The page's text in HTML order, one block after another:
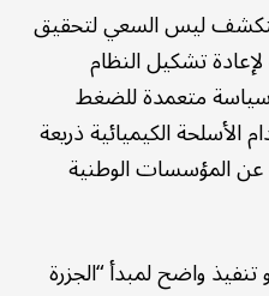
يتكشف ليس السعي لتحقيق
تشكيل النظام
متعمدة للضغط
الأسلحة الكيميائية ذريعة
عن المؤسسات الوطنية
واضح لمبدأ “الجزرة